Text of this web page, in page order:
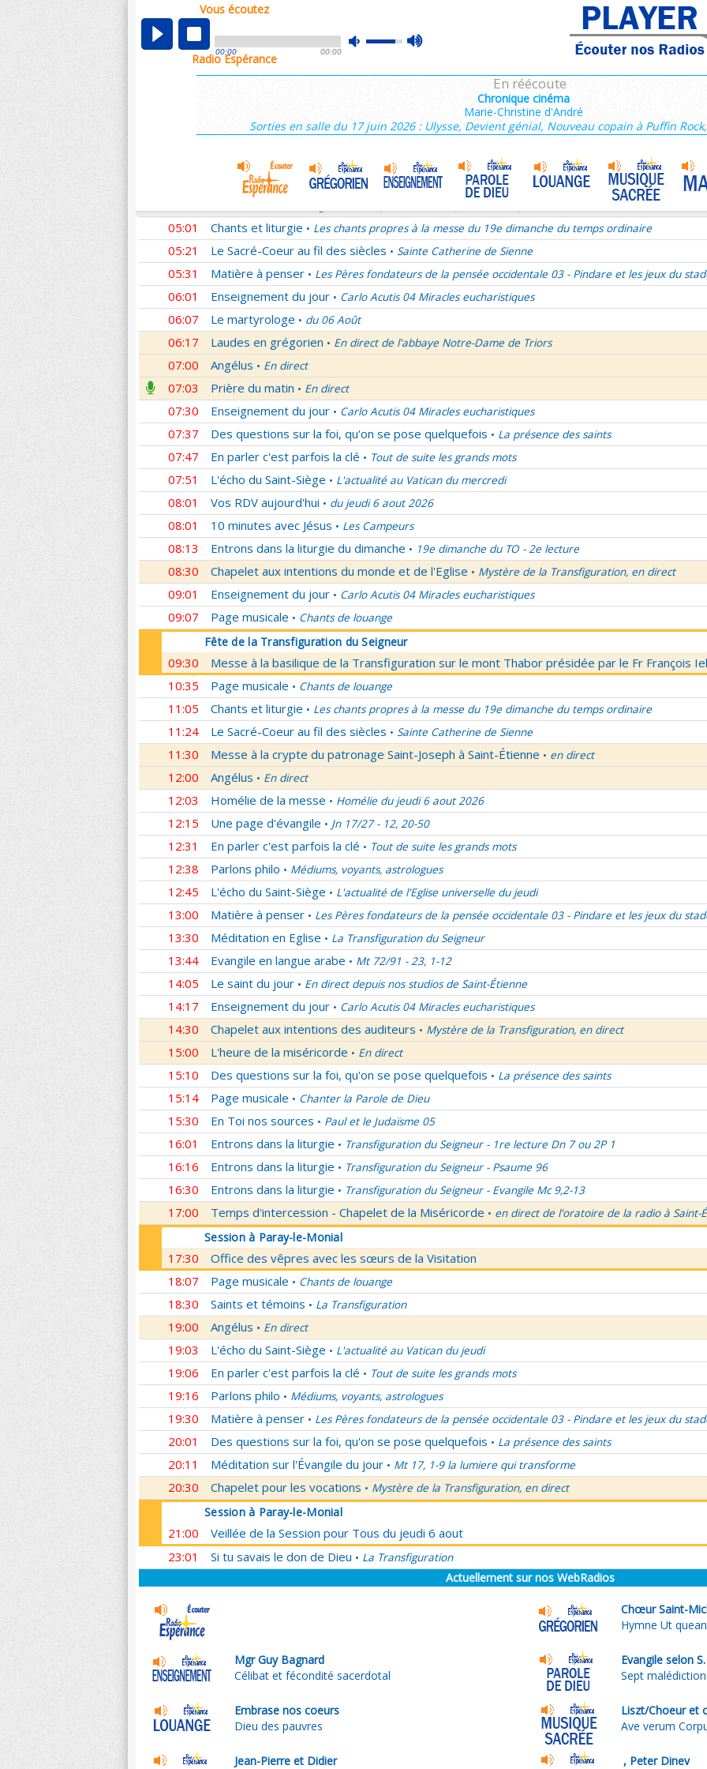
Vous écoutez
mute
max
00:00 00:00
Radio Espérance
En réécoute
Chronique cinéma
Marie-Christine d'André
Sorties en salle du 17 juin 2026 : Ulysse, Devient génial, Nouveau copain à Puffin
00:05
01:02 Sentinelles de la foi • Lettres de Saint François de Sales 36/106
01:33 10 minutes avec Jésus
La Transfiguration du Seigneur
Les conférences de la Famille Missionnaire de Notre-Dame • La joie dans l’Esprit-Saint
03:01 Nouveau Testament • Corinthiens 6/6
Entrons dans la liturgie Transfiguration du Seigneur - 1re lecture Dn 7 ou 2P 1
Entrons dans la liturgie • Transfiguration du Seigneur - Psaume 96
05:01 Chants et liturgie • Les chants propres à la messe du 19e dimanche du temps ordinaire
05:21 Le Sacré-Coeur au fil des siècles • Sainte Catherine de Sienne
05:31 Matière à penser • Les Pères fondateurs de la pensée occidentale 03 - Pindare et les jeux du
06:01 Enseignement du jour • Carlo Acutis 04 Miracles eucharistiques
06:07 Le martyrologe • du 06 Août
06:17 Laudes en grégorien • En direct de l'abbaye Notre-Dame de Triors
07:00 Angélus • En direct
07:03 Prière du matin • En direct
07:30 Enseignement du jour • Carlo Acutis 04 Miracles eucharistiques
07:37 Des questions sur la foi, qu'on se pose quelquefois • La présence des saints
07:47 En parler c'est parfois la clé • Tout de suite les grands mots
07:51 L'écho du Saint-Siège • L'actualité au Vatican du mercredi
08:01 Vos RDV aujourd'hui • du jeudi 6 aout 2026
08:01 10 minutes avec Jésus • Les Campeurs
08:13 Entrons dans la liturgie du dimanche • 19e dimanche du TO - 2e lecture
08:30 Chapelet aux intentions du monde et de l'Eglise • Mystère de la Transfiguration, en direct
09:01 Enseignement du jour • Carlo Acutis 04 Miracles eucharistiques
09:07 Page musicale • Chants de louange
Fête de la Transfiguration du Seigneur
09:30
Messe à la basilique de la Transfiguration sur le mont Thabor présidée par le Fr François
10:35
Page musicale • Chants de louange
11:05 Chants et liturgie • Les chants propres à la messe du 19e dimanche du temps ordinaire
11:24 Le Sacré-Coeur au fil des siècles • Sainte Catherine de Sienne
11:30 Messe à la crypte du patronage Saint-Joseph à Saint-Étienne • en direct
12:00 Angélus • En direct
12:03 Homélie de la messe • Homélie du jeudi 6 aout 2026
12:15 Une page d'évangile • Jn 17/27 - 12, 20-50
12:31 En parler c'est parfois la clé • Tout de suite les grands mots
12:38 Parlons philo • Médiums, voyants, astrologues
12:45 L'écho du Saint-Siège • L'actualité de l'Eglise universelle du jeudi
13:00 Matière à penser • Les Pères fondateurs de la pensée occidentale 03 - Pindare et les jeux du
13:30 Méditation en Eglise • La Transfiguration du Seigneur
13:44 Evangile en langue arabe • Mt 72/91 - 23, 1-12
14:05 Le saint du jour • En direct depuis nos studios de Saint-Étienne
14:17 Enseignement du jour • Carlo Acutis 04 Miracles eucharistiques
14:30 Chapelet aux intentions des auditeurs • Mystère de la Transfiguration, en direct
15:00 L'heure de la miséricorde • En direct
15:10 Des questions sur la foi, qu'on se pose quelquefois • La présence des saints
15:14 Page musicale • Chanter la Parole de Dieu
15:30 En Toi nos sources • Paul et le Judaïsme 05
16:01 Entrons dans la liturgie • Transfiguration du Seigneur - 1re lecture Dn 7 ou 2P 1
16:16 Entrons dans la liturgie • Transfiguration du Seigneur - Psaume 96
16:30 Entrons dans la liturgie • Transfiguration du Seigneur - Evangile Mc 9,2-13
17:00 Temps d'intercession - Chapelet de la Miséricorde • en direct de l'oratoire de la radio à Saint-
Session à Paray-le-Monial
17:30
Office des vêpres avec les sœurs de la Visitation
18:07
Page musicale • Chants de louange
18:30 Saints et témoins • La Transfiguration
19:00 Angélus • En direct
19:03 L'écho du Saint-Siège • L'actualité au Vatican du jeudi
19:06 En parler c'est parfois la clé • Tout de suite les grands mots
19:16 Parlons philo • Médiums, voyants, astrologues
19:30 Matière à penser • Les Pères fondateurs de la pensée occidentale 03 - Pindare et les jeux du
20:01 Des questions sur la foi, qu'on se pose quelquefois • La présence des saints
20:11 Méditation sur l'Évangile du jour • Mt 17, 1-9 la lumiere qui transforme
20:30 Chapelet pour les vocations • Mystère de la Transfiguration, en direct
Session à Paray-le-Monial
21:00
Veillée de la Session pour Tous du jeudi 6 aout
23:01
Si tu savais le don de Dieu • La Transfiguration
Actuellement sur nos WebRadios
Chœur Saint-
Hymne Ut
Mgr Guy Bagnard
Célibat et fécondité sacerdotal
Evangile selon
Sept
Embrase nos coeurs
Dieu des pauvres
Liszt/Choeur et
Ave verum
Jean-Pierre et Didier , Peter Dinev